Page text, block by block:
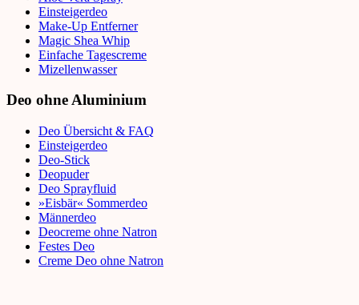
Einsteigerdeo
Make-Up Entferner
Magic Shea Whip
Einfache Tagescreme
Mizellenwasser
Deo ohne Aluminium
Deo Übersicht & FAQ
Einsteigerdeo
Deo-Stick
Deopuder
Deo Sprayfluid
»Eisbär« Sommerdeo
Männerdeo
Deocreme ohne Natron
Festes Deo
Creme Deo ohne Natron